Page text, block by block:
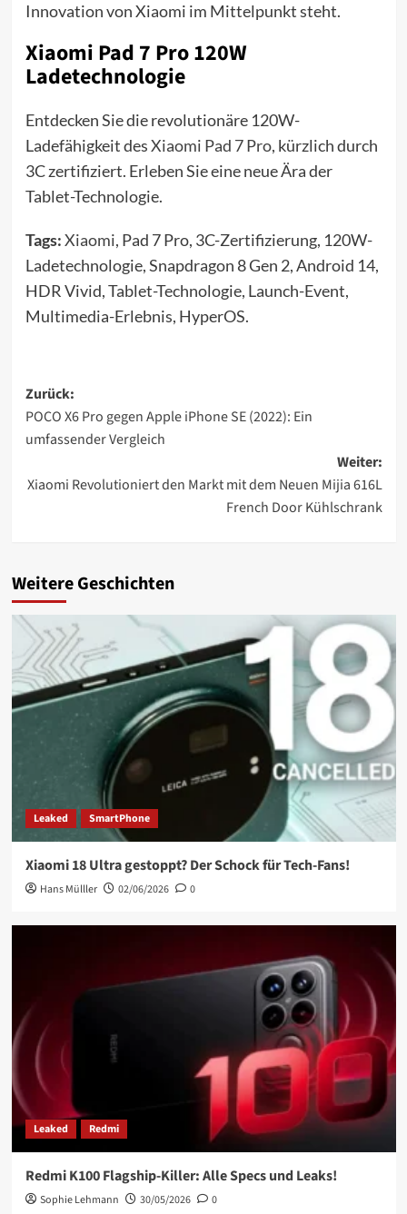
Innovation von Xiaomi im Mittelpunkt steht.
Xiaomi Pad 7 Pro 120W
Ladetechnologie
Entdecken Sie die revolutionäre 120W-
Ladefähigkeit desXiaomi Pad 7 Pro, kürzlich durch
3C zertifiziert. Erleben Sie eine neue Ära der
Tablet-Technologie.
Tags:Xiaomi, Pad 7 Pro, 3C-Zertifizierung, 120W-
Ladetechnologie, Snapdragon 8 Gen 2, Android 14,
HDR Vivid, Tablet-Technologie, Launch-Event,
Multimedia-Erlebnis, HyperOS.
Beitragsnavigation
Zurück:
POCO X6 Pro gegen Apple iPhone SE (2022): Ein
umfassender Vergleich
Weiter:
Xiaomi Revolutioniert den Markt mit dem Neuen Mijia 616L
French Door Kühlschrank
Weitere Geschichten
Leaked SmartPhone
Xiaomi 18 Ultra gestoppt? Der Schock für Tech-Fans!
Hans Mülller 02/06/2026 0
Leaked Redmi
Redmi K100 Flagship-Killer: Alle Specs und Leaks!
Sophie Lehmann 30/05/2026 0